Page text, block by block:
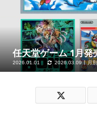
任天堂ゲーム 1月発
2026.01.01 2026.03.09 月